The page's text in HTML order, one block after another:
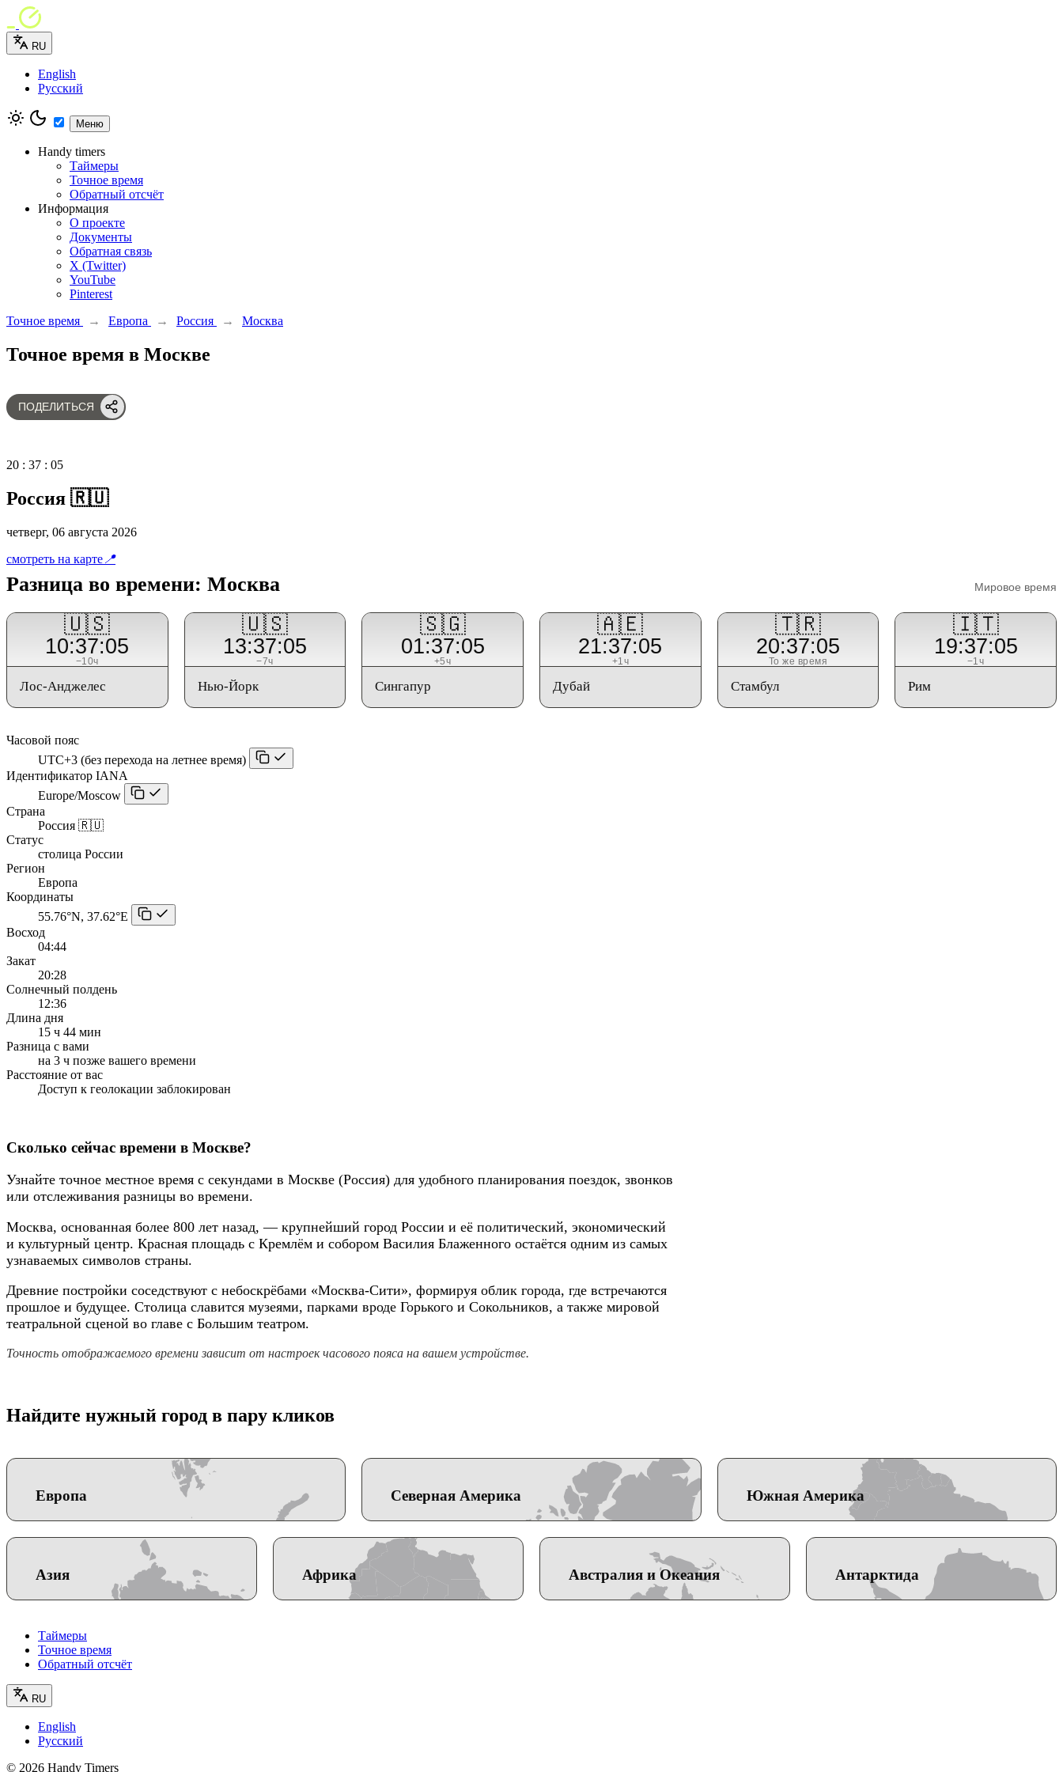
RU
English
Русский
Меню
Handy timers
Таймеры
Точное время
Обратный отсчёт
Информация
О проекте
Документы
Обратная связь
X (Twitter)
YouTube
Pinterest
Точное время
→ Европа → Россия → Москва
Точное время в Москве
ПОДЕЛИТЬСЯ
20 : 37 : 05
Россия 🇷🇺
четверг, 06 августа 2026
смотреть на карте 📍
Разница во времени: Москва Мировое время
🇺🇸
10:37:05
−10ч
Лос-Анджелес
🇺🇸
13:37:05
−7ч
Нью-Йорк
🇸🇬
01:37:05
+5ч
Сингапур
🇦🇪
21:37:05
+1ч
Дубай
🇹🇷
20:37:05
То же время
Стамбул
🇮🇹
19:37:05
−1ч
Рим
Часовой пояс
UTC+3 (без перехода на летнее время)
Идентификатор IANA
Europe/Moscow
Страна
Россия 🇷🇺
Статус
столица России
Регион
Европа
Координаты
55.76°N, 37.62°E
Восход
04:44
Закат
20:28
Солнечный полдень
12:36
Длина дня
15 ч 44 мин
Разница с вами
на 3 ч позже вашего времени
Расстояние от вас
Доступ к геолокации заблокирован
Сколько сейчас времени в Москве?
Узнайте точное местное время с секундами в Москве (Россия) для удобного планирования поездок, звонков
или отслеживания разницы во времени.
Москва, основанная более 800 лет назад, — крупнейший город России и её политический, экономический
и культурный центр. Красная площадь с Кремлём и собором Василия Блаженного остаётся одним из самых
узнаваемых символов страны.
Древние постройки соседствуют с небоскрёбами «Москва-Сити», формируя облик города, где встречаются
прошлое и будущее. Столица славится музеями, парками вроде Горького и Сокольников, а также мировой
театральной сценой во главе с Большим театром.
Точность отображаемого времени зависит от настроек часового пояса на вашем устройстве.
Найдите нужный город в пару кликов
Европа Северная Америка Южная Америка
Азия Африка Австралия и Океания Антарктида
Таймеры
Точное время
Обратный отсчёт
RU
English
Русский
© 2026 Handy Timers